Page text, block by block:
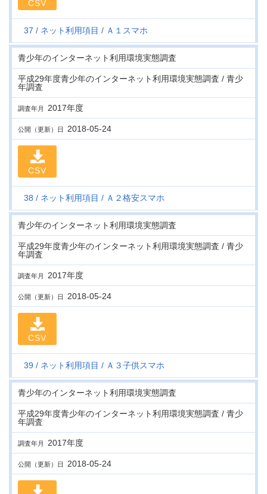
CSV
37 ネット利用項目 Ａ１スマホ
青少年のインターネット利用環境実態調査
平成29年度青少年のインターネット利用環境実態調査 / 青少
年調査
調査年月 2017年度
公開（更新）日 2018-05-24
CSV
38 ネット利用項目 Ａ２格安スマホ
青少年のインターネット利用環境実態調査
平成29年度青少年のインターネット利用環境実態調査 / 青少
年調査
調査年月 2017年度
公開（更新）日 2018-05-24
CSV
39 ネット利用項目 Ａ３子供スマホ
青少年のインターネット利用環境実態調査
平成29年度青少年のインターネット利用環境実態調査 / 青少
年調査
調査年月 2017年度
公開（更新）日 2018-05-24